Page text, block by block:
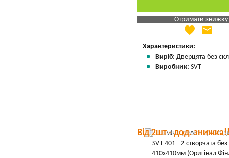
Отримати знижку
Яка Ваша ціна
Вказати мою ціну
favorite email
Характеристики:
Виріб: Дверцята без
Виробник: SVT
Від 2шт - дод.